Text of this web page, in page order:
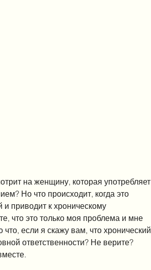
на женщину, которая употребляет
Но что происходит, когда это
приводит к хроническому
что это только моя проблема и мне
если я скажу вам, что хронический
ответственности? Не верите?